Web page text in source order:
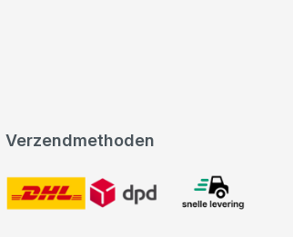
Verzendmethoden